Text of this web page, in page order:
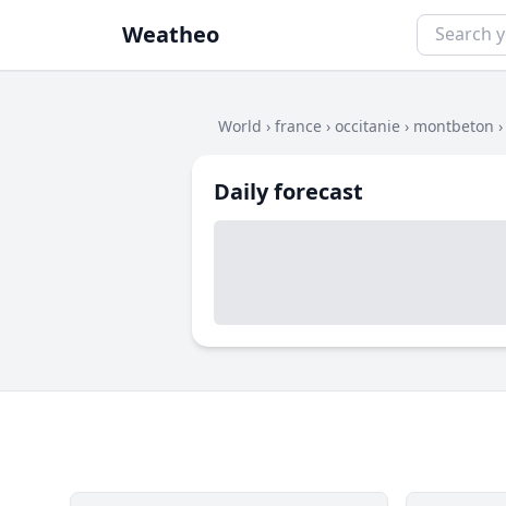
Weatheo
World › france › occitanie › montbeton ›
Daily forecast